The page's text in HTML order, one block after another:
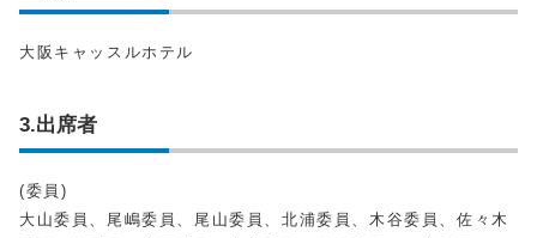
大阪キャッスルホテル
3.出席者
(委員)
大山委員、尾嶋委員、尾山委員、北浦委員、木谷委員、佐々木